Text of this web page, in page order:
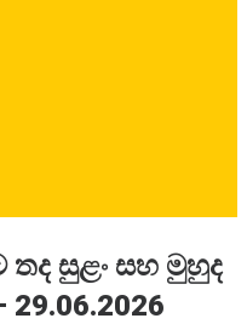
තද සුළං සහ මුහුද